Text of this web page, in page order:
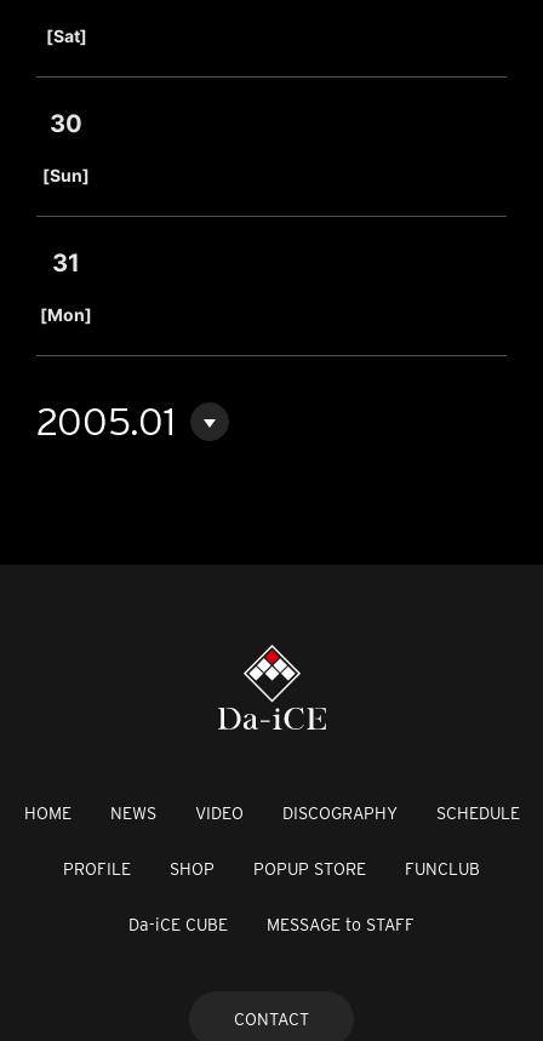
[Sat]
30
[Sun]
31
[Mon]
2005.01
HOME NEWS VIDEO DISCOGRAPHY SCHEDULE
PROFILE SHOP POPUP STORE FUNCLUB
Da-iCE CUBE MESSAGE to STAFF
CONTACT